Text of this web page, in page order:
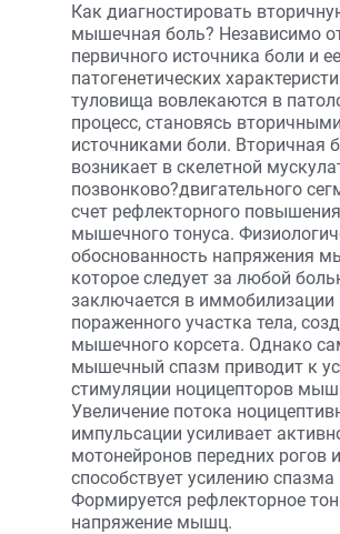
Как диагностировать
мышечная боль? Независимо
первичного источника боли и ее
патогенетических
туловища вовлекаются в
процесс, становясь вторичными
источниками боли. Вторичная
возникает в скелетной
позвонково?двигательного
счет рефлекторного повышения
мышечного тонуса.
обоснованность напряжения
которое следует за любой
заключается в иммобилизации
пораженного участка тела,
мышечного корсета. Однако
мышечный спазм приводит к
стимуляции ноцицепторов
Увеличение потока
импульсации усиливает
мотонейронов передних рогов и
способствует усилению
Формируется рефлекторное
напряжение мышц.